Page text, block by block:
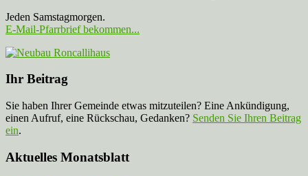
Jeden Samstagmorgen.
E-Mail-Pfarrbrief bekommen...
Ihr Beitrag
Sie haben Ihrer Gemeinde etwas mitzuteilen? Eine Ankündigung,
einen Aufruf, eine Rückschau, Gedanken? Senden Sie Ihren Beitrag
ein.
Aktuelles Monatsblatt